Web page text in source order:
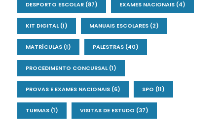
DESPORTO ESCOLAR (87) EXAMES NACIONAIS (4)
KIT DIGITAL(1) MANUAIS ESCOLARES (2)
MATRÍCULAS (1) PALESTRAS (40)
PROCEDIMENTO CONCURSAL(1)
PROVAS E EXAMES NACIONAIS (6) SPO (11)
TURMAS (1) VISITAS DE ESTUDO (37)